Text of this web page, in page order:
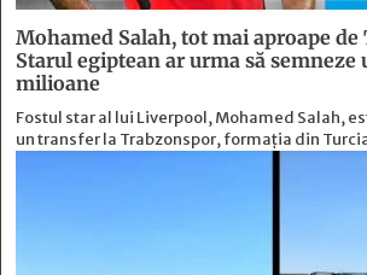
Mohamed Salah, tot mai aproape de
Starul egiptean ar urma să semneze
milioane
Fostul star al lui Liverpool, Mohamed Salah,
un transfer la Trabzonspor, formația din